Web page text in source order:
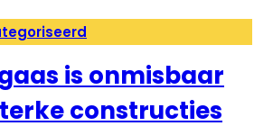
is onmisbaar
constructies